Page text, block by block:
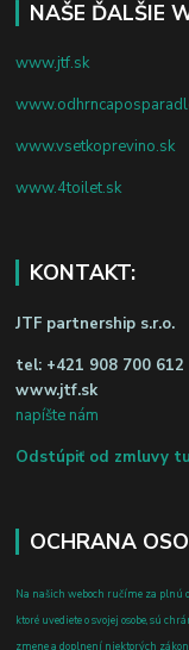
NAŠE ĎALŠIE
www.jtf.sk
www.vsetkoprevino.sk
www.4toilet.sk
KONTAKT:
JTF partnership s.r.o.
tel: +421 908 700 612
www.jtf.sk
napíšte nám
Odstúpiť od zmluvy tu
OCHRANA
Na našich weboch ručíme za plnú
ktoré uvediete o svojej osobe, sú
zmene a doplnení niektorých